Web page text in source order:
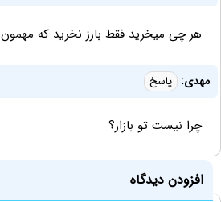
هر چی میخرید فقط بارز نخرید که مهمون 1 ساله!
مهدی: پاسخ
چرا نیست تو بازار؟
افزودن دیدگاه